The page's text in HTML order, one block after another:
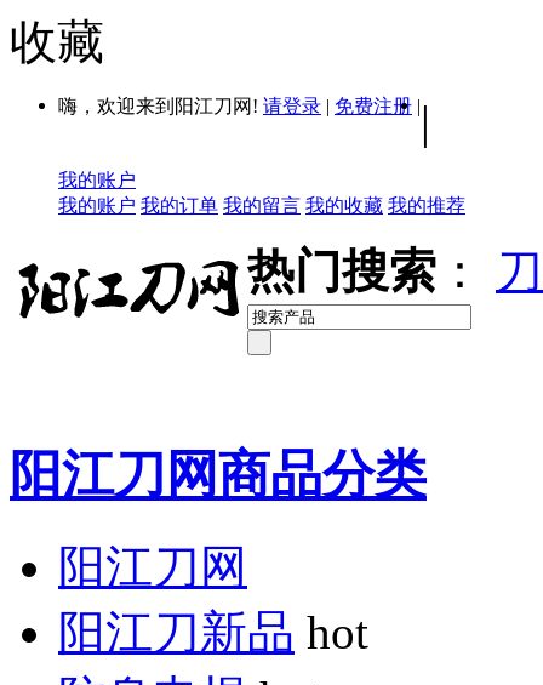
收藏
嗨，欢迎来到阳江刀网! 请登录 | 免费注册 | |
我的账户
我的账户 我的订单 我的留言 我的收藏 我的推荐
热门搜索 ：
阳江刀网商品分类
阳江刀网
阳江刀新品 hot